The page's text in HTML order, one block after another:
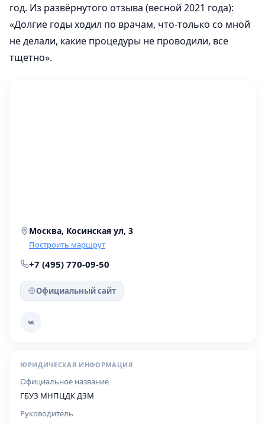
год. Из развёрнутого отзыва (весной 2021 года):
«Долгие годы ходил по врачам, что-только со мной
не делали, какие процедуры не проводили, все
тщетно».
Москва, Косинская ул, 3
Построить маршрут
+7 (495) 770-09-50
Официальный сайт
ЮРИДИЧЕСКАЯ ИНФОРМАЦИЯ
Официальное название
ГБУЗ МНПЦДК ДЗМ
Руководитель